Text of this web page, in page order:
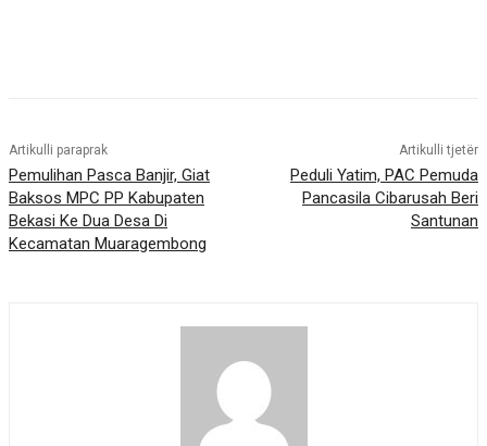
Artikulli paraprak
Pemulihan Pasca Banjir, Giat
Baksos MPC PP Kabupaten
Bekasi Ke Dua Desa Di
Kecamatan Muaragembong
Artikulli tjetër
Peduli Yatim, PAC Pemuda
Pancasila Cibarusah Beri
Santunan